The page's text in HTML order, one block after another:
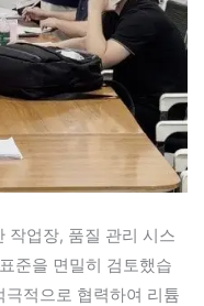
작업장, 품질 관리 시스
준을 면밀히 검토했습
적으로 협력하여 리튬